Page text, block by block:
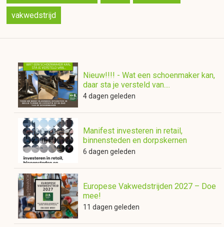
vakwedstrijd
Nieuw!!!! - Wat een schoenmaker kan,
daar sta je versteld van....
4 dagen geleden
Manifest investeren in retail,
binnensteden en dorpskernen
6 dagen geleden
Europese Vakwedstrijden 2027 – Doe
mee!
11 dagen geleden